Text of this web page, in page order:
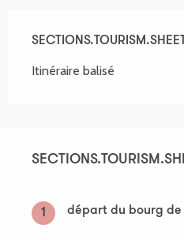
Itinéraire balisé
1 départ du bourg de